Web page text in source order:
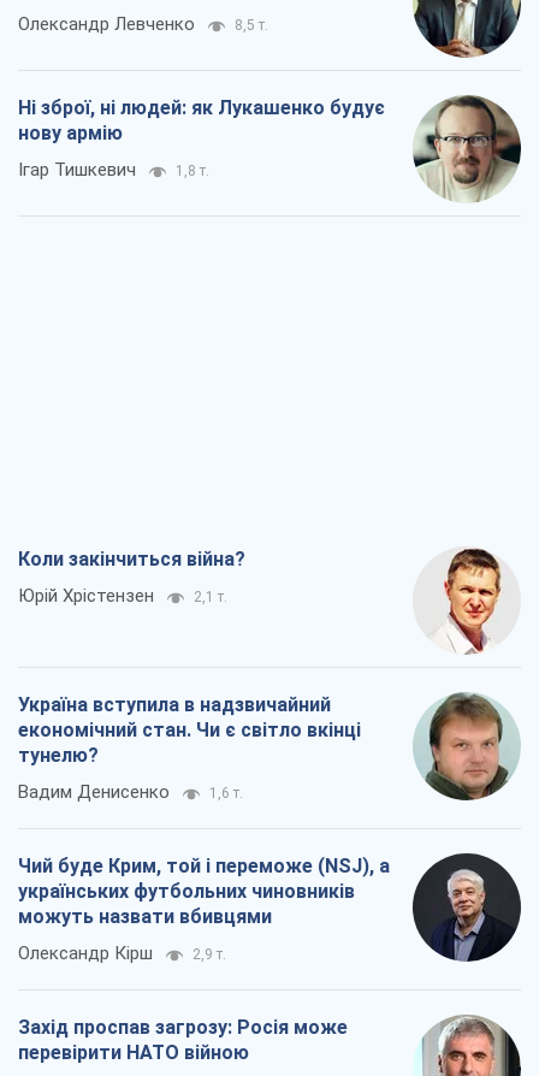
Олександр Левченко 8,5 т.
Ні зброї, ні людей: як Лукашенко будує
нову армію
Ігар Тишкевич 1,8 т.
Коли закінчиться війна?
Юрій Хрістензен 2,1 т.
Україна вступила в надзвичайний
економічний стан. Чи є світло вкінці
тунелю?
Вадим Денисенко 1,6 т.
Чий буде Крим, той і переможе (NSJ), а
українських футбольних чиновників
можуть назвати вбивцями
Олександр Кірш 2,9 т.
Захід проспав загрозу: Росія може
перевірити НАТО війною